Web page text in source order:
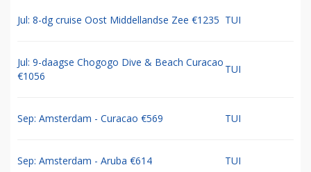
Jul: 8-dg cruise Oost Middellandse Zee €1235 TUI
Jul: 9-daagse Chogogo Dive & Beach Curacao
€1056
TUI
Sep: Amsterdam - Curacao €569 TUI
Sep: Amsterdam - Aruba €614 TUI